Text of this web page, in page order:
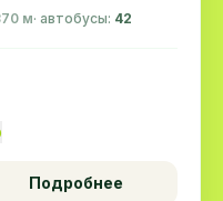
м· автобусы: 42
Подробнее